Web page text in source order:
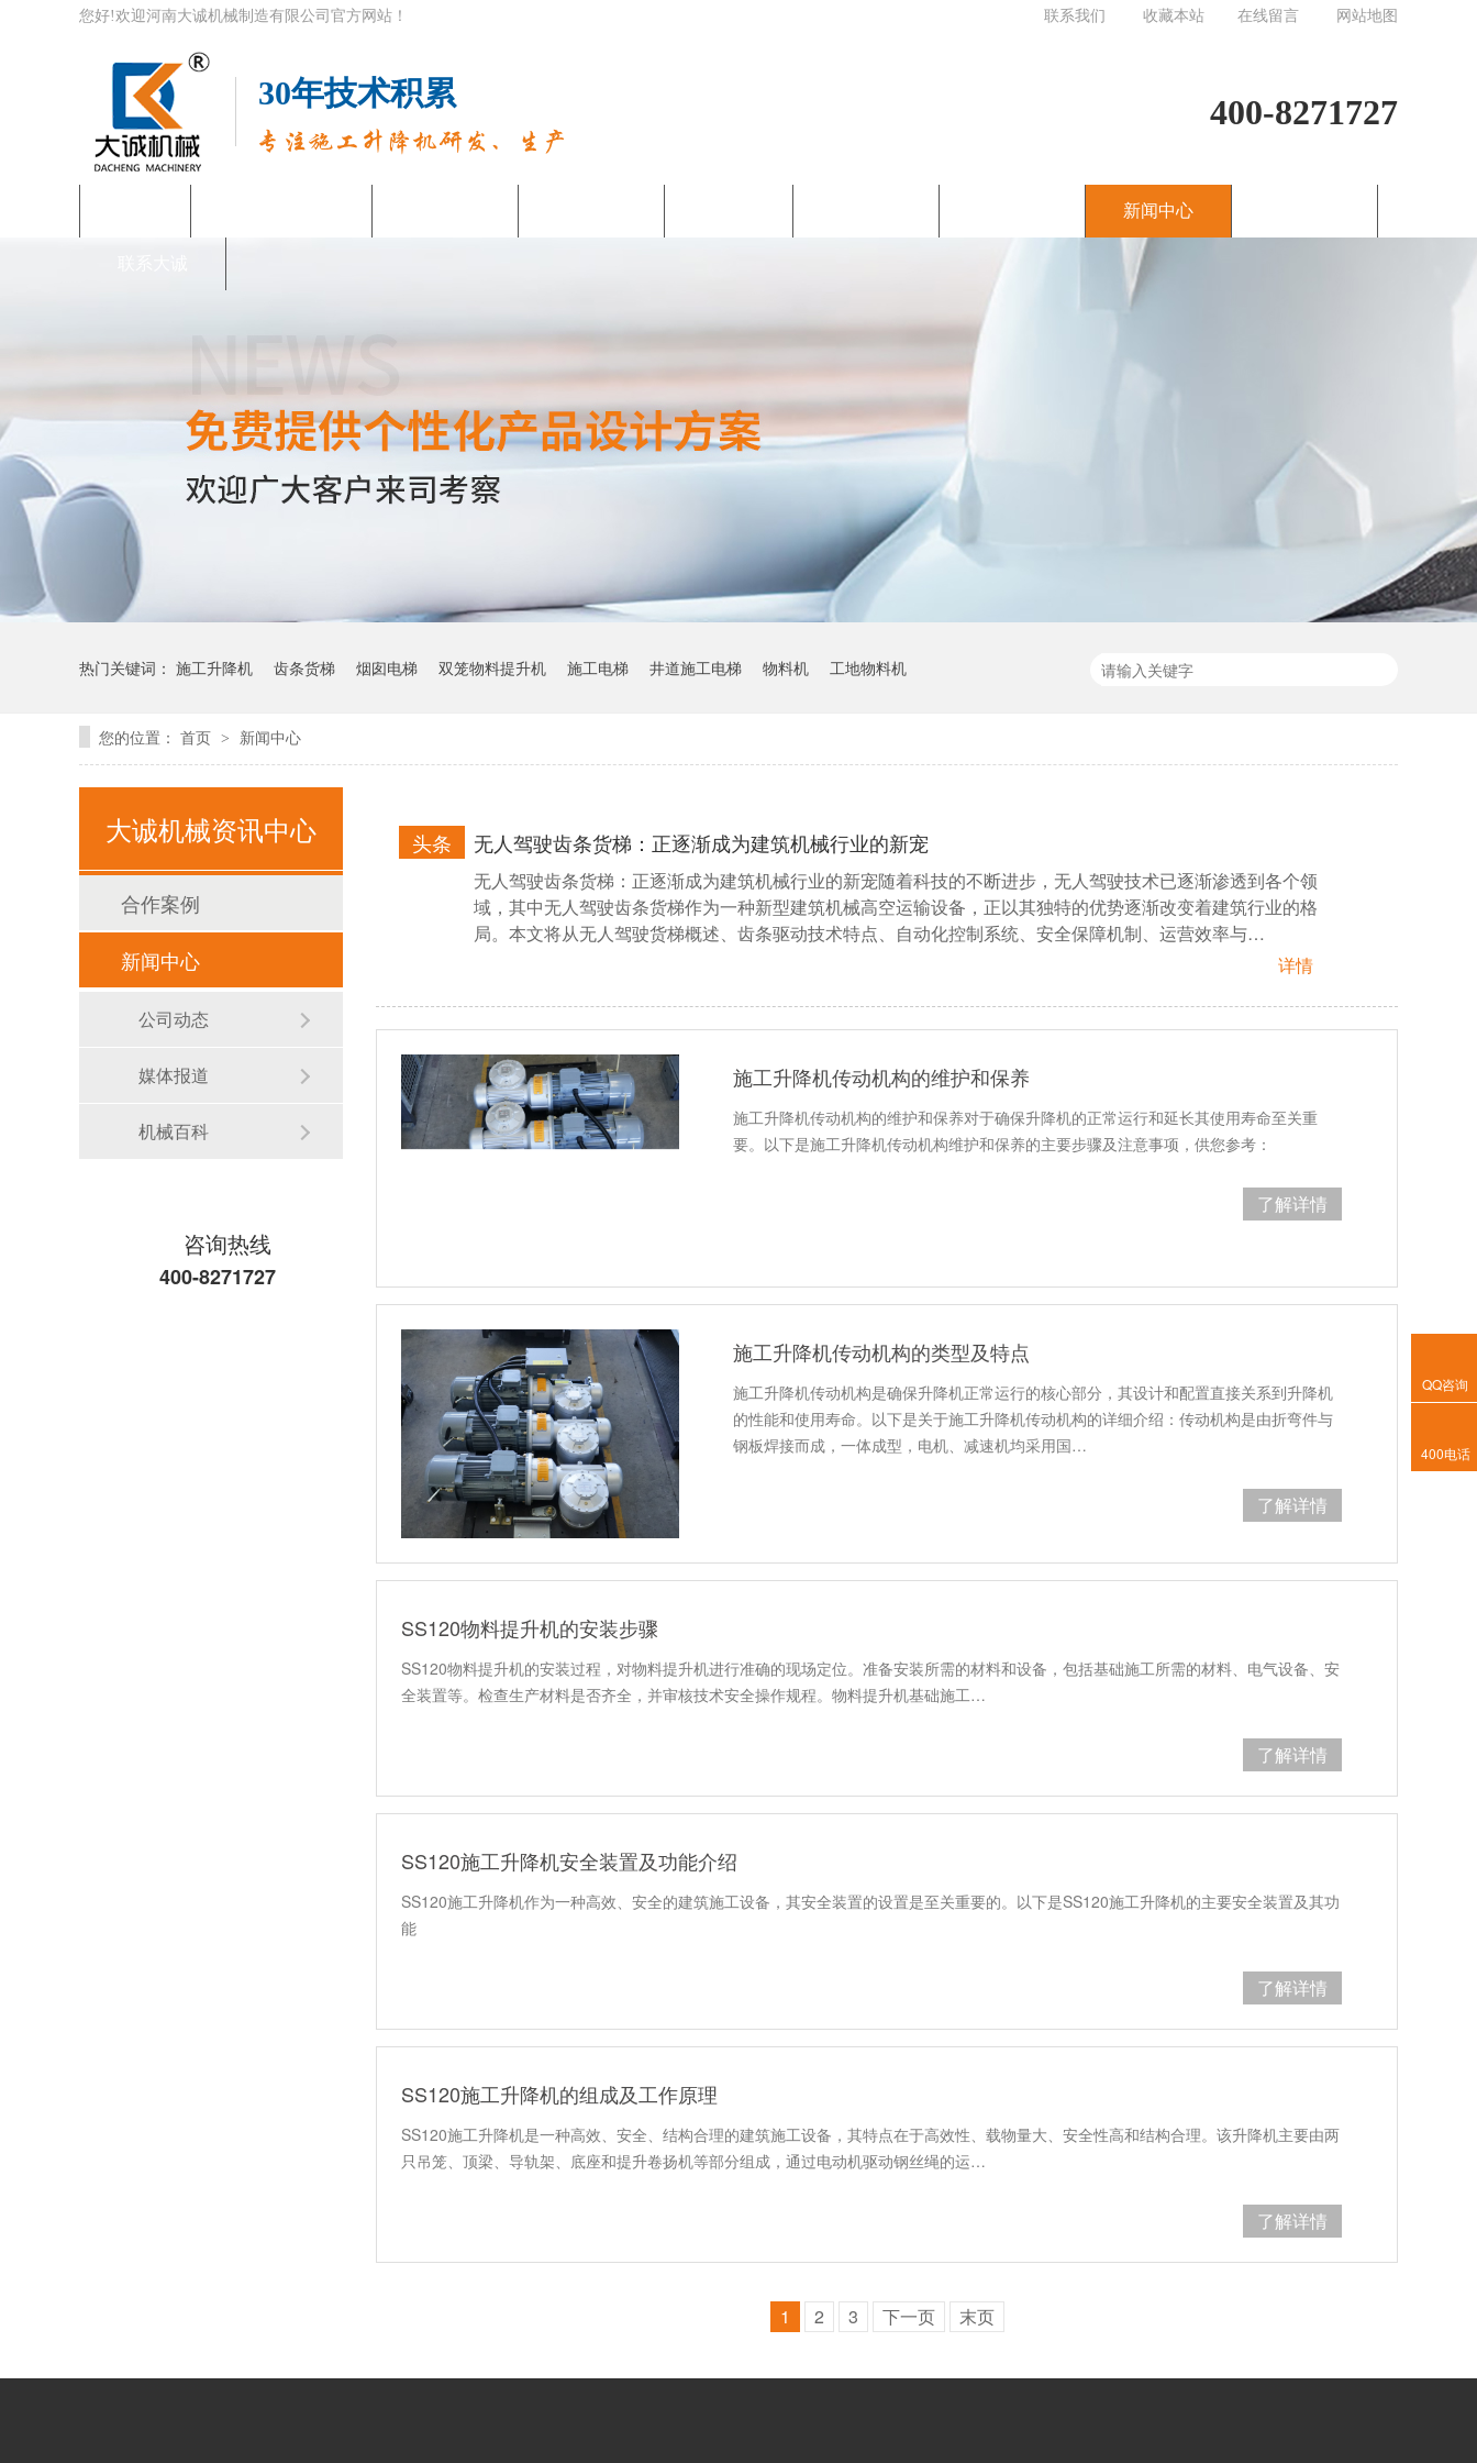
联系我们 收藏本站 在线留言 网站地图
您好!欢迎河南大诚机械制造有限公司官方网站！
30年技术积累 400-8271727
新闻中心
热门关键词： 施工升降机 齿条货梯 烟囱电梯 双笼物料提升机 施工电梯 井道施工电梯 物料机 工地物料机
您的位置： 首页 > 新闻中心
无人驾驶齿条货梯：正逐渐成为建筑机械行业的新宠
头条
无人驾驶齿条货梯：正逐渐成为建筑机械行业的新宠随着科技的不断进步，无人驾驶技术已逐渐渗透到各个领
域，其中无人驾驶齿条货梯作为一种新型建筑机械高空运输设备，正以其独特的优势逐渐改变着建筑行业的格
局。本文将从无人驾驶货梯概述、齿条驱动技术特点、自动化控制系统、安全保障机制、运营效率与…
详情
施工升降机传动机构的维护和保养
施工升降机传动机构的维护和保养对于确保升降机的正常运行和延长其使用寿命至关重
要。以下是施工升降机传动机构维护和保养的主要步骤及注意事项，供您参考：
了解详情
施工升降机传动机构的类型及特点
施工升降机传动机构是确保升降机正常运行的核心部分，其设计和配置直接关系到升降机
的性能和使用寿命。以下是关于施工升降机传动机构的详细介绍：传动机构是由折弯件与
钢板焊接而成，一体成型，电机、减速机均采用国…
了解详情
SS120物料提升机的安装步骤
SS120物料提升机的安装过程，对物料提升机进行准确的现场定位。准备安装所需的材料和设备，包括基础施工所需的材料、电气设备、安
全装置等。检查生产材料是否齐全，并审核技术安全操作规程。物料提升机基础施工…
了解详情
SS120施工升降机安全装置及功能介绍
SS120施工升降机作为一种高效、安全的建筑施工设备，其安全装置的设置是至关重要的。以下是SS120施工升降机的主要安全装置及其功
能
了解详情
SS120施工升降机的组成及工作原理
SS120施工升降机是一种高效、安全、结构合理的建筑施工设备，其特点在于高效性、载物量大、安全性高和结构合理。该升降机主要由两
只吊笼、顶梁、导轨架、底座和提升卷扬机等部分组成，通过电动机驱动钢丝绳的运…
了解详情
1 2 3 下一页 末页
大诚机械资讯中心
合作案例
新闻中心
公司动态
媒体报道
机械百科
咨询热线
400-8271727
QQ咨询
400电话